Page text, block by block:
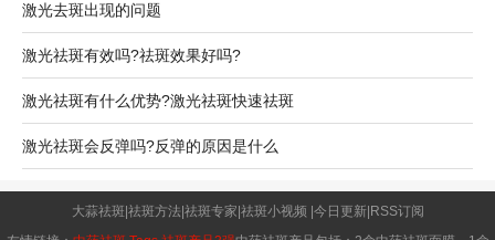
激光去斑出现的问题
激光祛斑有效吗?祛斑效果好吗?
激光祛斑有什么优势?激光祛斑快速祛斑
激光祛斑会反弹吗?反弹的原因是什么
大蒜祛斑 祛斑方法 祛斑专家 祛斑小视频 今日更新| RSS订阅